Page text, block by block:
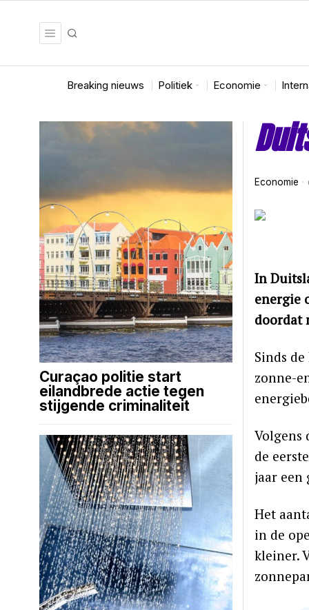
Breaking nieuws Politiek Economie
Economie
In
energie
doordat
Sinds
zonne-
Volgens
de
jaar een
Het
in de
kleiner.
Curaçao politie start
eilandbrede actie tegen
stijgende criminaliteit